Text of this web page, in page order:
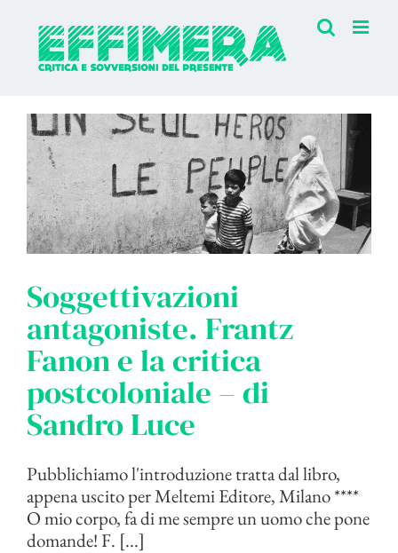
contenuto
Soggettivazioni
antagoniste. Frantz
Fanon e la critica
postcoloniale – di
Sandro Luce
Pubblichiamo l'introduzione tratta dal libro,
appena uscito per Meltemi Editore, Milano ****
O mio corpo, fa di me sempre un uomo che pone
domande! F. [...]